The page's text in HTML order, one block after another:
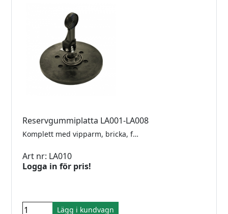
Reservgummiplatta LA001-LA008
Komplett med vipparm, bricka, fjäder, axel och låsbricka Passar även äldre imperial 2 och 3 lyftare.
Art nr: LA010
Logga in för pris!
Lägg i kundvagn